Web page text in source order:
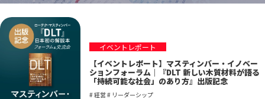
イベントレポート
【イベントレポート】マスティンバー・イノベー
ションフォーラム｜『DLT 新しい木質材料が語る
「持続可能な社会」のあり方』出版記念
# 経営 # リーダーシップ